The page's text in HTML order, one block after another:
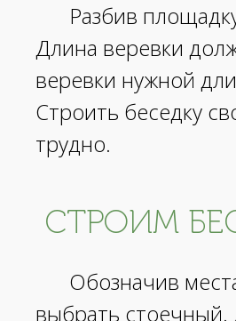
Разбив
Длина веревки
веревки нужной
Строить беседку
трудно.
СТРОИМ
Обозначив
выбрать стоечный.